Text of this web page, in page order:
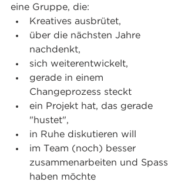
eine Gruppe, die:
Kreatives ausbrütet,
über die nächsten Jahre
nachdenkt,
sich weiterentwickelt,
gerade in einem
Changeprozess steckt
ein Projekt hat, das gerade
"hustet",
in Ruhe diskutieren will
im Team (noch) besser
zusammenarbeiten und Spass
haben möchte